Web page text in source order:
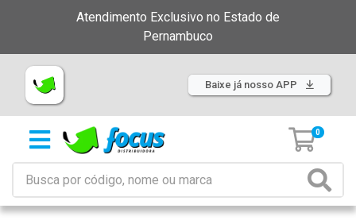
Atendimento Exclusivo no Estado de
Pernambuco
Baixe já nosso APP
0